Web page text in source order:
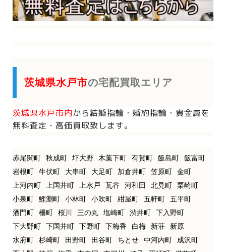
茨城県水戸市の宅配買取エリア
茨城県水戸市内から結婚指輪・婚約指輪・貴金属を
無料査定・高価買取致します。
赤尾関町 秋成町 圷大野 木葉下町 有賀町 飯島町
飯富町
岩根町
牛伏町 大串町 大足町 加倉井町 笠原町
金町
上河内町
上国井町 上水戸 瓦谷 河和田 北見町
栗崎町
小泉町
鯉淵町 小林町 小吹町 紺屋町 五軒町
五平町
酒門町
柵町 桜川 三の丸 塩崎町 渋井町
下入野町
下大野町
下国井町 下野町 下梅香 白梅 新荘
新原
水府町
杉崎町 田野町 田谷町 ちとせ 中河内町
成沢町